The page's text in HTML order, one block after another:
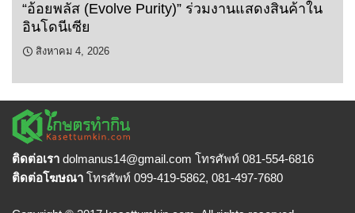
“อ้อยพลัส (Evolve Purity)” ร่วมงานแสดงสินค้าใน
อินโดนีเซีย
สิงหาคม 4, 2026
ติดต่อเรา dolmanus14@gmail.com โทรศัพท์ 081-554-6816
ติดต่อโฆษณา โทรศัพท์ 099-419-5862, 081-497-7680